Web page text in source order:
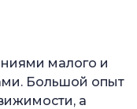
малого и
Большой опыт
а